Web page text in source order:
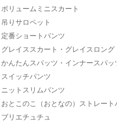
ボリュームミニスカート
吊りサロペット
定番ショートパンツ
グレイススカート・グレイスロング
かんたんスパッツ・インナースパッ
スイッチパンツ
ニットスリムパンツ
おとこのこ（おとなの）ストレート
ブリエチュチュ